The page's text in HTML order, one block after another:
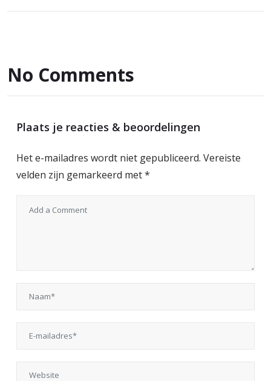
No Comments
Plaats je reacties & beoordelingen
Het e-mailadres wordt niet gepubliceerd. Vereiste
velden zijn gemarkeerd met*